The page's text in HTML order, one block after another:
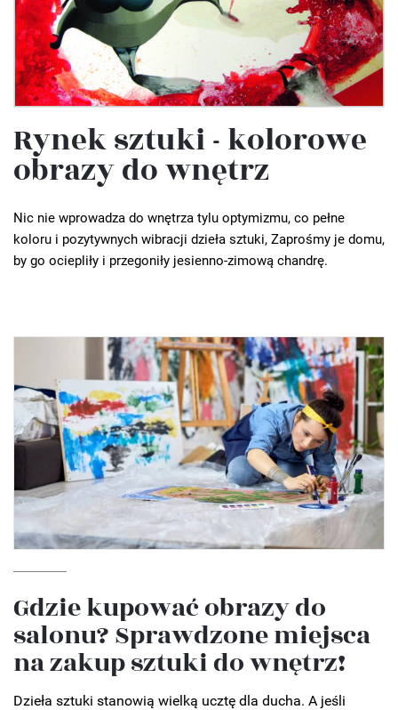
Rynek sztuki - kolorowe
obrazy do wnętrz
Nic nie wprowadza do wnętrza tylu optymizmu, co pełne
koloru i pozytywnych wibracji dzieła sztuki, Zaprośmy je domu,
by go ociepliły i przegoniły jesienno-zimową chandrę.
Gdzie kupować obrazy do
salonu? Sprawdzone miejsca
na zakup sztuki do wnętrz!
Dzieła sztuki stanowią wielką ucztę dla ducha. A jeśli